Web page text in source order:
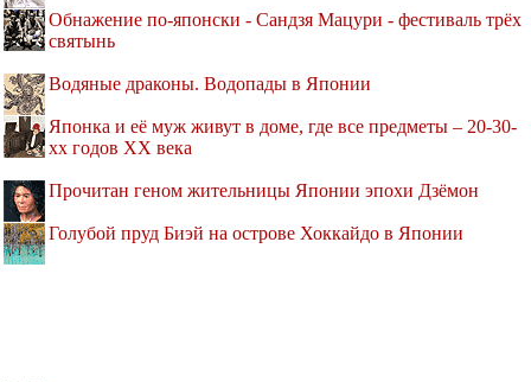
Обнажение по-японски - Сандзя Мацури - фестиваль трёх
святынь
Водяные драконы. Водопады в Японии
Японка и её муж живут в доме, где все предметы – 20-30-
хх годов XX века
Прочитан геном жительницы Японии эпохи Дзёмон
Голубой пруд Биэй на острове Хоккайдо в Японии